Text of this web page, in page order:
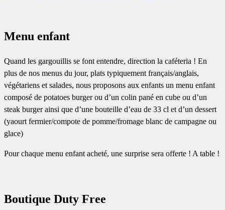
Menu enfant
Quand les gargouillis se font entendre, direction la caféteria ! En
plus de nos menus du jour, plats typiquement français/anglais,
végétariens et salades, nous proposons aux enfants un menu enfant
composé de potatoes burger ou d’un colin pané en cube ou d’un
steak burger ainsi que d’une bouteille d’eau de 33 cl et d’un dessert
(yaourt fermier/compote de pomme/fromage blanc de campagne ou
glace)
Pour chaque menu enfant acheté, une surprise sera offerte ! A table !
Boutique Duty Free